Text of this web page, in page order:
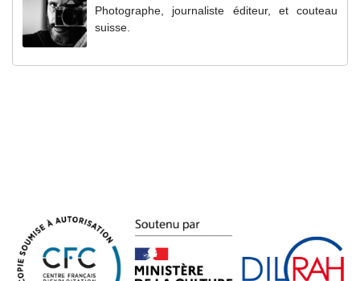
Photographe, journaliste éditeur, et couteau
suisse.